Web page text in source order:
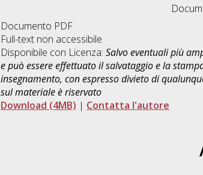
Documento PDF
Full-text non accessibile
Disponibile con Licenza: Salvo eventuali più
e può essere effettuato il salvataggio e la
insegnamento, con espresso divieto di
sul materiale è riservato
Download (4MB) | Contatta l'autore